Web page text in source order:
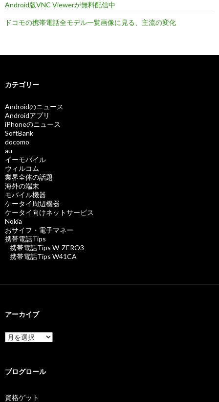
Android版VNC Viewerが無料配信中
ドコモの携帯電話全モデル一覧画像に見る、主流の変化
カテゴリー
Androidのニュース
Androidアプリ
iPhoneのニュース
SoftBank
docomo
au
イーモバイル
ウィルコム
業界全体の話題
海外の端末
モバイル機器
ケータイ周辺機器
ケータイ向けネットサービス
Nokia
おサイフ・電子マネー
携帯電話Tips
携帯電話Tips W-ZERO3
携帯電話Tips W41CA
アーカイブ
ア
ー
ブ
ブログロール
資格ゲット